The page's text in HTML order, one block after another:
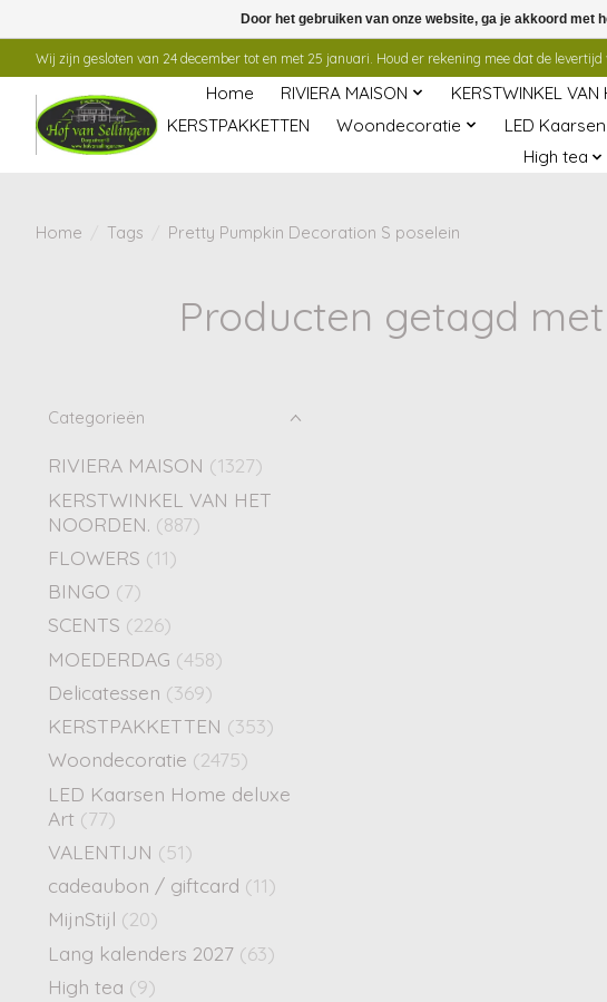
Wij zijn gesloten van 24 december tot en met 25 januari. Houd er rekening mee dat de
Home RIVIERA MAISON KERSTWINKEL VAN
KERSTPAKKETTEN
Woondecoratie LED
High tea
Home Tags Pretty Pumpkin Decoration S poselein
Producten getagd
Categorieën
RIVIERA MAISON (1327)
KERSTWINKEL VAN HET
NOORDEN. (887)
FLOWERS (11)
BINGO (7)
SCENTS (226)
MOEDERDAG (458)
Delicatessen (369)
KERSTPAKKETTEN (353)
Woondecoratie (2475)
LED Kaarsen Home deluxe
Art (77)
VALENTIJN (51)
cadeaubon / giftcard (11)
MijnStijl (20)
Lang kalenders 2027 (63)
High tea (9)
Door het gebruiken van onze website, ga je akkoord